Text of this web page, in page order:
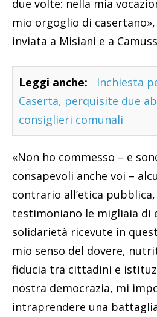
due volte: nella mia
mio orgoglio di
inviata a Misiani e a
Leggi anche:
Inchiesta
Caserta, perquisite due
consiglieri comunali
«Non ho commesso – e
consapevoli anche voi –
contrario all’etica
testimoniano le migliaia di
solidarietà ricevute in
mio senso del dovere,
fiducia tra cittadini e
nostra democrazia, mi
intraprendere una